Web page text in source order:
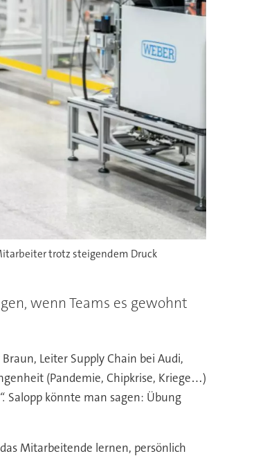
trotz steigendem Druck
wenn Teams es gewohnt
Leiter Supply Chain bei Audi,
(Pandemie, Chipkrise, Kriege…)
Salopp könnte man sagen: Übung
Mitarbeitende lernen, persönlich